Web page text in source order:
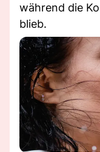
während die
blieb.